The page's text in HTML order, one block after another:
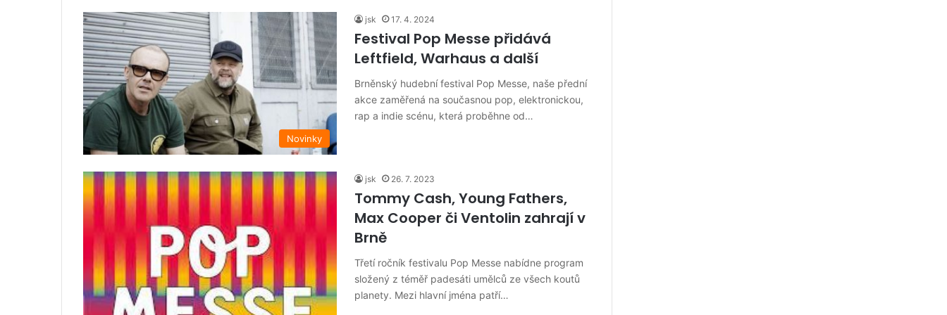
Novinky
jsk 17. 4. 2024
Festival Pop Messe přidává
Leftfield, Warhaus a další
Brněnský hudební festival Pop Messe, naše přední
akce zaměřená na současnou pop, elektronickou,
rap a indie scénu, která proběhne od…
jsk 26. 7. 2023
Tommy Cash, Young Fathers,
Max Cooper či Ventolin zahrají v
Brně
Třetí ročník festivalu Pop Messe nabídne program
složený z téměř padesáti umělců ze všech koutů
planety. Mezi hlavní jména patří…